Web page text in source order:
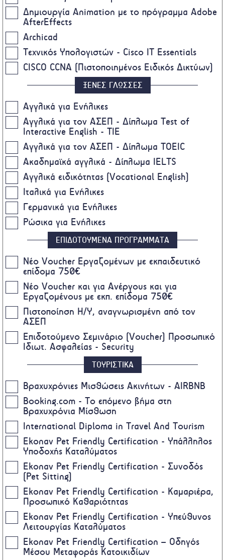
Δημιουργία Animation με το πρόγραμμα Adobe
AfterEffects
Archicad
Τεχνικός Υπολογιστών - Cisco IT Essentials
CISCO CCNA (Πιστοποιημένος Ειδικός Δικτύων)
ΞΕΝΕΣ ΓΛΩΣΣΕΣ
Αγγλικά για Ενήλικες
Αγγλικά για τον ΑΣΕΠ - Δίπλωμα Test of
Interactive English - TIE
Αγγλικά για τον ΑΣΕΠ - Δίπλωμα TOEIC
Ακαδημαϊκά αγγλικά - Δίπλωμα IELTS
Αγγλικά ειδικότητας (Vocational English)
Ιταλικά για Ενήλικες
Γερμανικά για Ενήλικες
Ρώσικα για Ενήλικες
ΕΠΙΔΟΤΟΥΜΕΝΑ ΠΡΟΓΡΑΜΜΑΤΑ
Nέο Voucher Εργαζομένων με εκπαιδευτικό
επίδομα 750€
Νέο Voucher και για Ανέργους και για
Εργαζομένους με εκπ. επίδομα 750€
Πιστοποίηση Η/Υ, αναγνωρισμένη από τον
ΑΣΕΠ
Επιδοτούμενο Σεμινάριο (Voucher) Προσωπικό
Ιδιωτ. Ασφαλείας - Security
ΤΟΥΡΙΣΤΙΚΑ
Βραχυχρόνιες Μισθώσεις Ακινήτων - AIRBNB
Booking.com - Το επόμενο βήμα στη
Βραχυχρόνια Μίσθωση
International Diploma in Travel And Tourism
Ekonav Pet Friendly Certification - Υπάλληλος
Υποδοχής Καταλύματος
Ekonav Pet Friendly Certification - Συνοδός
(Pet Sitting)
Ekonav Pet Friendly Certification - Καμαριέρα,
Προσωπικό Καθαριότητας
Ekonav Pet Friendly Certification - Υπεύθυνος
Λειτουργίας Καταλύματος
Ekonav Pet Friendly Certification – Οδηγός
Μέσου Μεταφοράς Κατοικιδίων